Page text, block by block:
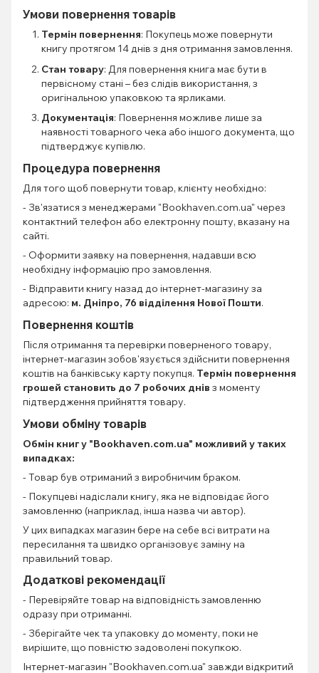
Умови повернення товарів
Термін повернення: Покупець може повернути
книгу протягом 14 днів з дня отримання замовлення.
Стан товару: Для повернення книга має бути в
первісному стані – без слідів використання, з
оригінальною упаковкою та ярликами.
Документація: Повернення можливе лише за
наявності товарного чека або іншого документа, що
підтверджує купівлю.
Процедура повернення
Для того щоб повернути товар, клієнту необхідно:
- Зв'язатися з менеджерами "Bookhaven.com.ua" через
контактний телефон або електронну пошту, вказану на
сайті.
- Оформити заявку на повернення, надавши всю
необхідну інформацію про замовлення.
- Відправити книгу назад до інтернет-магазину за
адресою: м. Дніпро, 76 відділення Нової Пошти.
Повернення коштів
Після отримання та перевірки поверненого товару,
інтернет-магазин зобов'язується здійснити повернення
коштів на банківську карту покупця. Термін повернення
грошей становить до 7 робочих днів з моменту
підтвердження прийняття товару.
Умови обміну товарів
Обмін книгу "Bookhaven.com.ua" можливий у таких
випадках:
- Товар був отриманий з виробничим браком.
- Покупцеві надіслали книгу, яка не відповідає його
замовленню (наприклад, інша назва чи автор).
У цих випадках магазин бере на себе всі витрати на
пересилання та швидко організовує заміну на
правильний товар.
Додаткові рекомендації
- Перевіряйте товар на відповідність замовленню
одразу при отриманні.
- Зберігайте чек та упаковку до моменту, поки не
вирішите, що повністю задоволені покупкою.
Інтернет-магазин "Bookhaven.com.ua" завжди відкритий